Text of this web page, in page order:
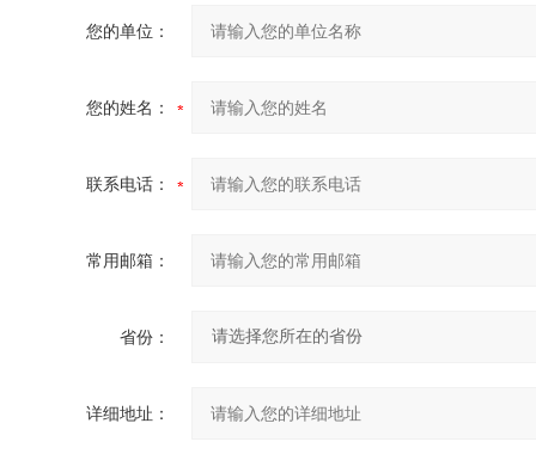
您的单位：
您的姓名：
联系电话：
常用邮箱：
省份：
详细地址：